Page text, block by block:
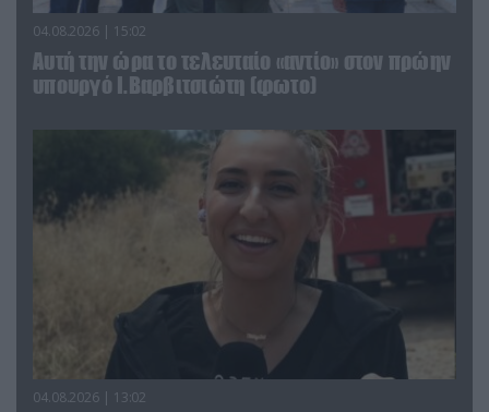
04.08.2026 | 15:02
Αυτή την ώρα το τελευταίο «αντίο» στον πρώην
υπουργό Ι.Βαρβιτσιώτη (φωτο)
04.08.2026 | 13:02